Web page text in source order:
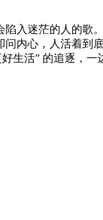
入迷茫的人的歌
内心，人活着到
生活” 的追逐，